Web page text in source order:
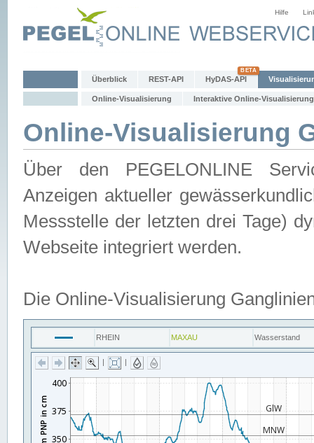
Hilfe
Überblick REST-API HyDAS-API
Online-Visualisierung Interaktive Online-Visualisierung
Online-Visualisierung
Über den PEGELONLINE
Anzeigen aktueller
Messstelle der letzten drei Tage)
Webseite integriert werden.
Die Online-Visualisierung